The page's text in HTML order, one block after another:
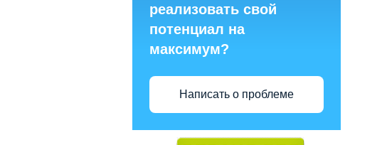
реализовать свой
потенциал на
максимум?
Написать о проблеме